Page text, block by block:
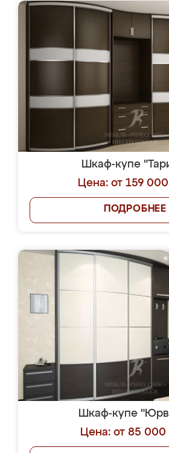
Шкаф-купе
Цена: от 159
ПОДРОБНЕЕ
Шкаф-купе
Цена: от 85 000